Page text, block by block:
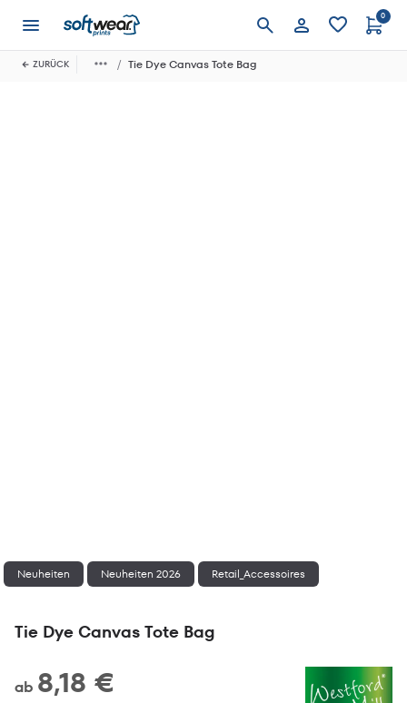
Anmelden
0
ZURÜCK Tie Dye Canvas Tote Bag
Neuheiten Neuheiten 2026 Retail_Accessoires
Tie Dye Canvas Tote Bag
ab 8,18 €